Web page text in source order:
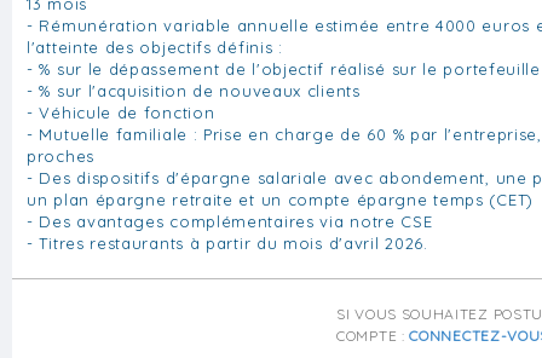
- Rémunération variable annuelle estimée entre 4000 euros
l'atteinte des objectifs définis :
- % sur le dépassement de l'objectif réalisé sur le
- % sur l'acquisition de nouveaux clients
- Véhicule de fonction
- Mutuelle familiale : Prise en charge de 60 % par
proches
- Des dispositifs d'épargne salariale avec abondement, une
un plan épargne retraite et un compte épargne temps (CET)
- Des avantages complémentaires via notre CSE
- Titres restaurants à partir du mois d'avril 2026.
SI VOUS SOUHAITEZ
COMPTE :CONNECTEZ-